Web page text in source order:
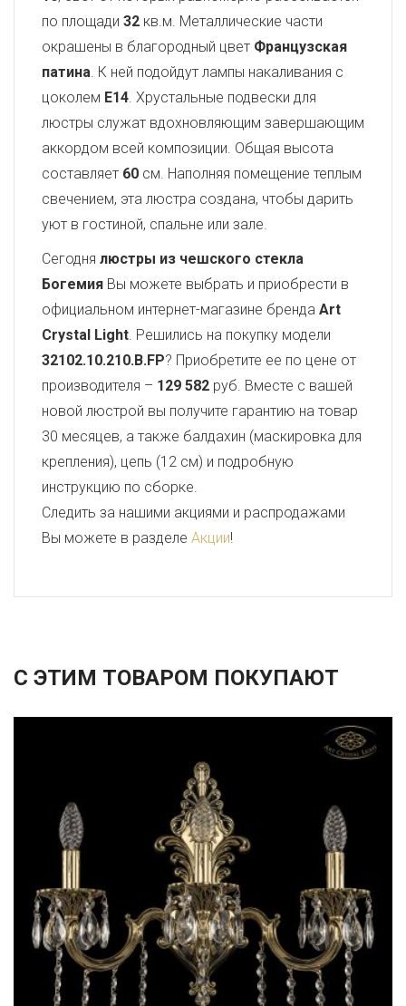
по площади 32 кв.м. Металлические части
окрашены в благородный цвет Французская
патина. К ней подойдут лампы накаливания с
цоколем E14. Хрустальные подвески для
люстры служат вдохновляющим завершающим
аккордом всей композиции. Общая высота
составляет 60 см. Наполняя помещение теплым
свечением, эта люстра создана, чтобы дарить
уют в гостиной, спальне или зале.
Сегодня люстры из чешского стекла
Богемия Вы можете выбрать и приобрести в
официальном интернет-магазине бренда Art
Crystal Light. Решились на покупку модели
32102.10.210.B.FP? Приобретите ее по цене от
производителя – 129 582 руб. Вместе с вашей
новой люстрой вы получите гарантию на товар
30 месяцев, а также балдахин (маскировка для
крепления), цепь (12 см) и подробную
инструкцию по сборке.
Следить за нашими акциями и распродажами
Вы можете в разделе Акции!
С ЭТИМ ТОВАРОМ ПОКУПАЮТ